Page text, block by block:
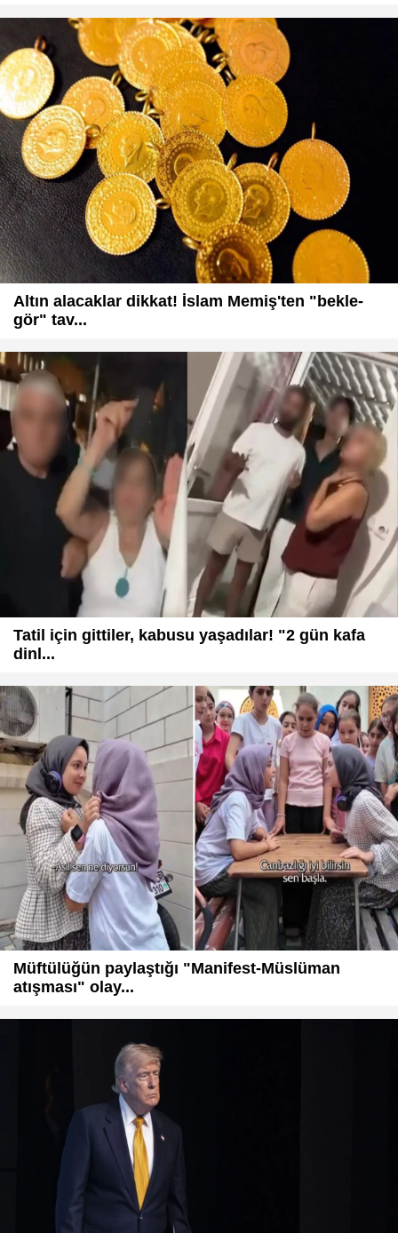
Altın alacaklar dikkat! İslam Memiş'ten "bekle-
gör" tav...
Tatil için gittiler, kabusu yaşadılar! "2 gün kafa
dinl...
Müftülüğün paylaştığı "Manifest-Müslüman
atışması" olay...